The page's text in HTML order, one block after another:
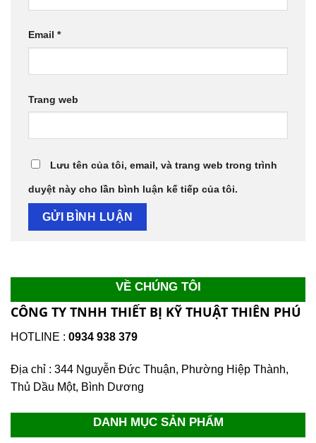
Email *
Trang web
Lưu tên của tôi, email, và trang web trong trình
duyệt này cho lần bình luận kế tiếp của tôi.
VỀ CHÚNG TÔI
CÔNG TY TNHH THIẾT BỊ KỸ THUẬT THIÊN PHÚ
HOTLINE : 0934 938 379
Địa chỉ : 344 Nguyễn Đức Thuận, Phường Hiệp Thành,
Thủ Dầu Một, Bình Dương
DANH MỤC SẢN PHẨM